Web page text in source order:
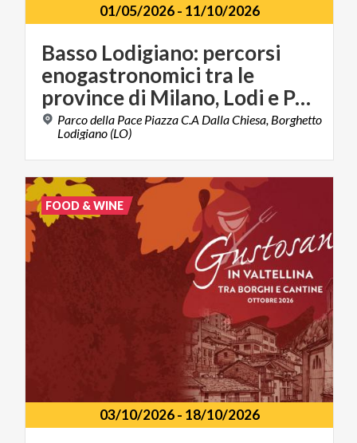
01/05/2026- 11/10/2026
Basso Lodigiano: percorsi
enogastronomici tra le
province di Milano, Lodi e Pavia
Parco della Pace Piazza C.A Dalla Chiesa, Borghetto
Lodigiano (LO)
03/10/2026- 18/10/2026
FOOD & WINE